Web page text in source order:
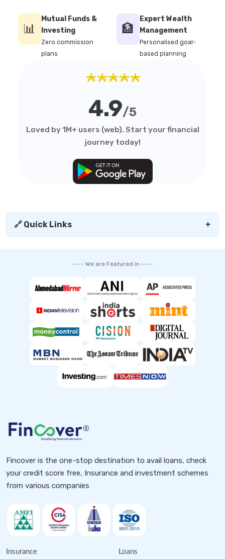
📊
Mutual Funds &
Investing
Zero commission
plans
🏦
Expert Wealth
Management
Personalised goal-
based planning
★★★★★
4.9/5
Loved by 1M+ users (web). Start your financial
journey today!
🔗 Quick Links +
---- We are Featured in ----
Fincover is the one-stop destination to avail loans, check
your credit score free, Insurance and investment schemes
from various companies
Insurance Loans